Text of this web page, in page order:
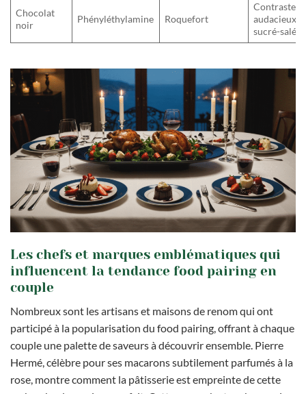
Chocolat
noir
Phényléthylamine Roquefort
Contraste
audacieux
sucré-salé
Les chefs et marques emblématiques qui
influencent la tendance food pairing en
couple
Nombreux sont les artisans et maisons de renom qui ont
participé à la popularisation du food pairing, offrant à chaque
couple une palette de saveurs à découvrir ensemble. Pierre
Hermé, célèbre pour ses macarons subtilement parfumés à la
rose, montre comment la pâtisserie est empreinte de cette